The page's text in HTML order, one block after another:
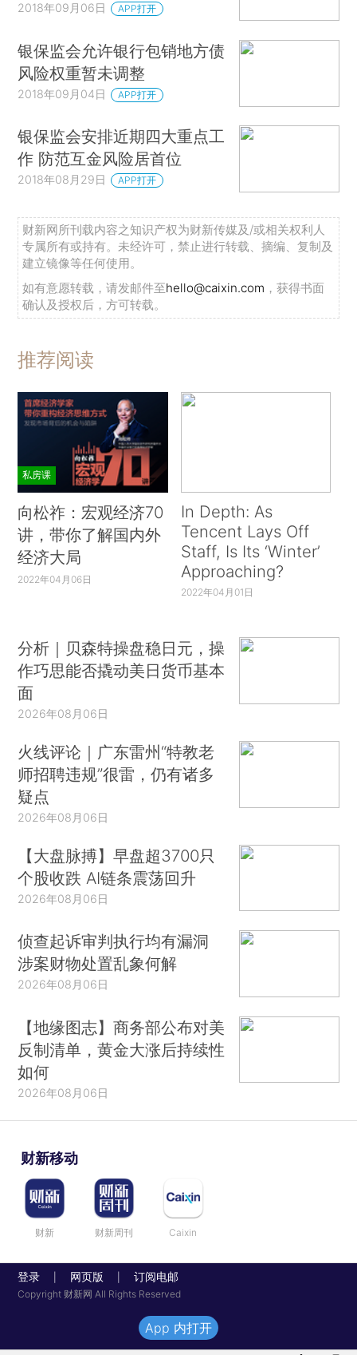
2018年09月06日 APP打开
银保监会允许银行包销地方债
风险权重暂未调整
2018年09月04日 APP打开
银保监会安排近期四大重点工
作 防范互金风险居首位
2018年08月29日 APP打开
财新网所刊载内容之知识产权为财新传媒及/或相关权利人
专属所有或持有。未经许可，禁止进行转载、摘编、复制及
建立镜像等任何使用。
如有意愿转载，请发邮件至hello@caixin.com ，获得书面
确认及授权后，方可转载。
推荐阅读
私房课
向松祚：宏观经济70
讲，带你了解国内外
经济大局
2022年04月06日
In Depth: As
Tencent Lays Off
Staff, Is Its ‘Winter’
Approaching?
2022年04月01日
分析｜贝森特操盘稳日元，操
作巧思能否撬动美日货币基本
面
2026年08月06日
火线评论｜广东雷州“特教老
师招聘违规”很雷，仍有诸多
疑点
2026年08月06日
【大盘脉搏】早盘超3700只
个股收跌 AI链条震荡回升
2026年08月06日
侦查起诉审判执行均有漏洞
涉案财物处置乱象何解
2026年08月06日
【地缘图志】商务部公布对美
反制清单，黄金大涨后持续性
如何
2026年08月06日
财新移动
财新 财新周刊 Caixin
登录 网页版 订阅电邮
Copyright 财新网 All Rights Reserved
App 内打开